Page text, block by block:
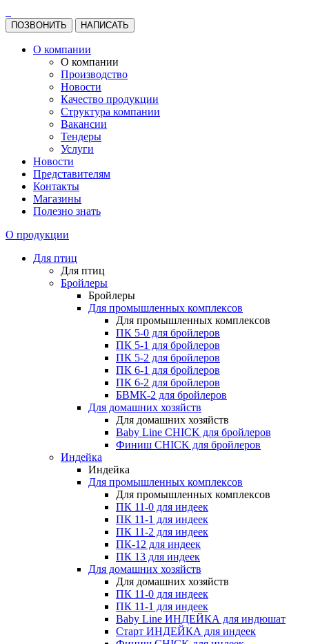
ПОЗВОНИТЬ НАПИСАТЬ
О компании
О компании
Производство
Новости
Качество продукции
Структура компании
Вакансии
Тендеры
Услуги
Новости
Представителям
Контакты
Магазины
Полезно знать
О продукции
Для птиц
Для птиц
Бройлеры
Бройлеры
Для промышленных комплексов
Для промышленных комплексов
ПК 5-0 для бройлеров
ПК 5-1 для бройлеров
ПК 5-2 для бройлеров
ПК 6-1 для бройлеров
ПК 6-2 для бройлеров
БВМК-2 для бройлеров
Для домашних хозяйств
Для домашних хозяйств
Baby Line CHICK для бройлеров
Финиш CHICK для бройлеров
Индейка
Индейка
Для промышленных комплексов
Для промышленных комплексов
ПК 11-0 для индеек
ПК 11-1 для индеек
ПК 11-2 для индеек
ПК-12 для индеек
ПК 13 для индеек
Для домашних хозяйств
Для домашних хозяйств
ПК 11-0 для индеек
ПК 11-1 для индеек
Baby Line ИНДЕЙКА для индюшат
Старт ИНДЕЙКА для индеек